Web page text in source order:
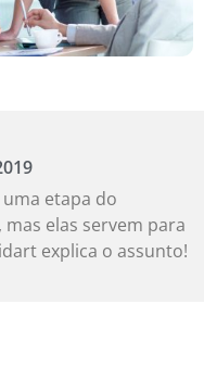
etapa do
elas servem para
explica o assunto!